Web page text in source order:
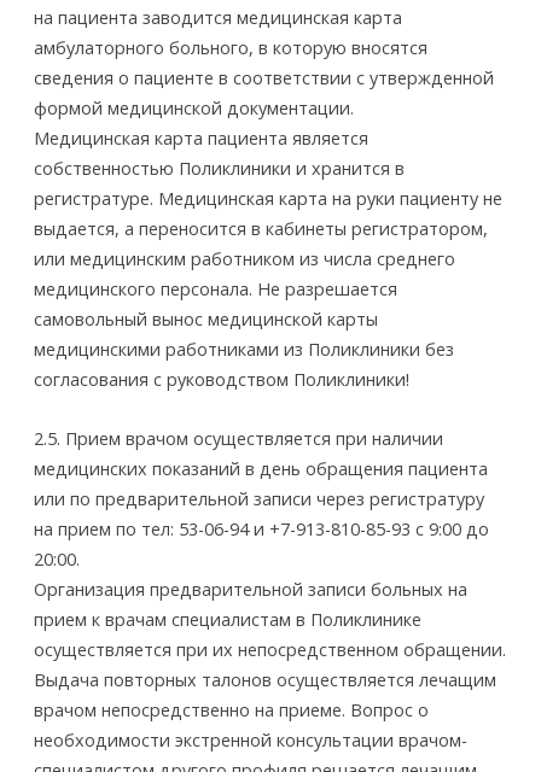
на пациента заводится медицинская карта
амбулаторного больного, в которую вносятся
сведения о пациенте в соответствии с утвержденной
формой медицинской документации.
Медицинская карта пациента является
собственностью Поликлиники и хранится в
регистратуре. Медицинская карта на руки пациенту не
выдается, а переносится в кабинеты регистратором,
или медицинским работником из числа среднего
медицинского персонала. Не разрешается
самовольный вынос медицинской карты
медицинскими работниками из Поликлиники без
согласования с руководством Поликлиники!
2.5. Прием врачом осуществляется при наличии
медицинских показаний в день обращения пациента
или по предварительной записи через регистратуру
на прием по тел: 53-06-94 и +7-913-810-85-93 с 9:­00 до
20:­00.
Организация предварительной записи больных на
прием к врачам­ специалистам в Поликлинике
осуществляется при их непосредственном обращении.
Выдача повторных талонов осуществляется лечащим
врачом непосредственно на приеме. Вопрос о
необходимости экстренной консультации врачом­